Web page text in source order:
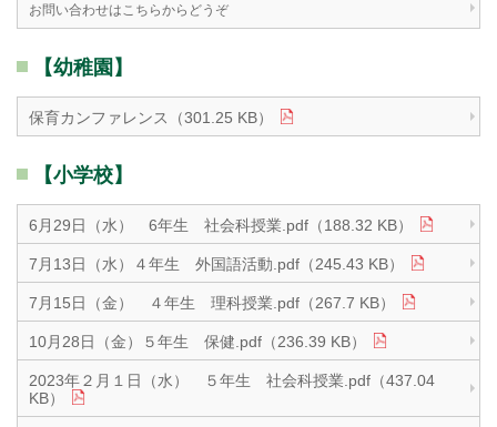
お問い合わせはこちらからどうぞ
【幼稚園】
保育カンファレンス（301.25 KB）
【小学校】
6月29日（水） 6年生 社会科授業.pdf（188.32 KB）
7月13日（水）４年生 外国語活動.pdf（245.43 KB）
7月15日（金） ４年生 理科授業.pdf（267.7 KB）
10月28日（金）５年生 保健.pdf（236.39 KB）
2023年２月１日（水） ５年生 社会科授業.pdf（437.04
KB）